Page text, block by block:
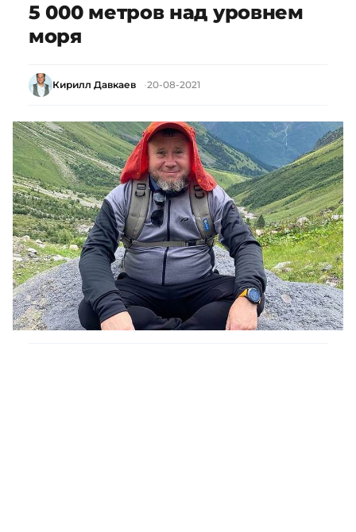
5 000 метров над уровнем
моря
Кирилл Давкаев 20-08-2021